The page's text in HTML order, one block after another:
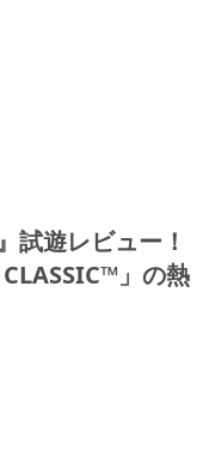
試遊レビュー！
CLASSIC™」の熱